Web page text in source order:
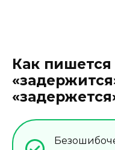
Как пишется